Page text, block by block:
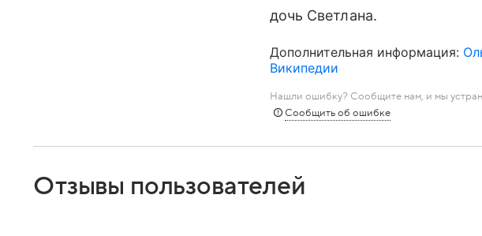
дочь Светлана.
Дополнительная информация:
Википедии
Нашли ошибку? Сообщите нам, и мы
Сообщить об ошибке
Отзывы пользователей